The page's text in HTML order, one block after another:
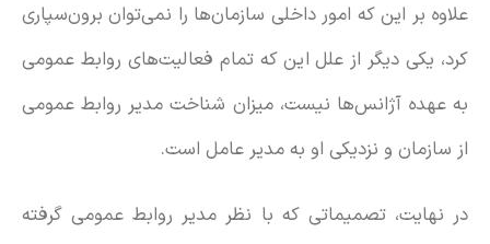
علاوه بر این که امور داخلی سازمان‌ها را نمی‌توان برون‌سپاری
کرد، یکی دیگر از علل این که تمام فعالیت‌های روابط عمومی
به عهده آژانس‌ها نیست، میزان شناخت مدیر روابط عمومی
از سازمان و نزدیکی او به مدیر عامل است.
در نهایت، تصمیماتی که با نظر مدیر روابط عمومی گرفته